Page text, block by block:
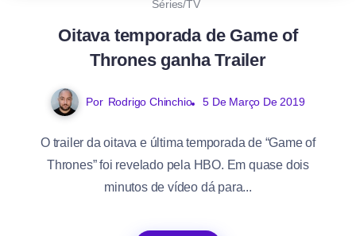
Séries/TV
Oitava temporada de Game of
Thrones ganha Trailer
Por Rodrigo Chinchio 5 De Março De 2019
O trailer da oitava e última temporada de “Game of
Thrones” foi revelado pela HBO. Em quase dois
minutos de vídeo dá para...